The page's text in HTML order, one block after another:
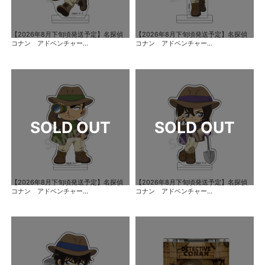
【2026年8月下旬頃発送予定】名探偵
コナン アドベンチャー...
【2026年8月下旬頃発送予定】名探偵
コナン アドベンチャー...
【2026年8月下旬頃発送予定】名探偵
コナン アドベンチャー...
【2026年8月下旬頃発送予定】名探偵
コナン アドベンチャー...